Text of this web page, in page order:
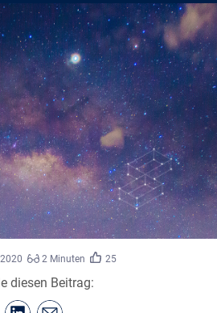
2 Minuten 25
diesen Beitrag: